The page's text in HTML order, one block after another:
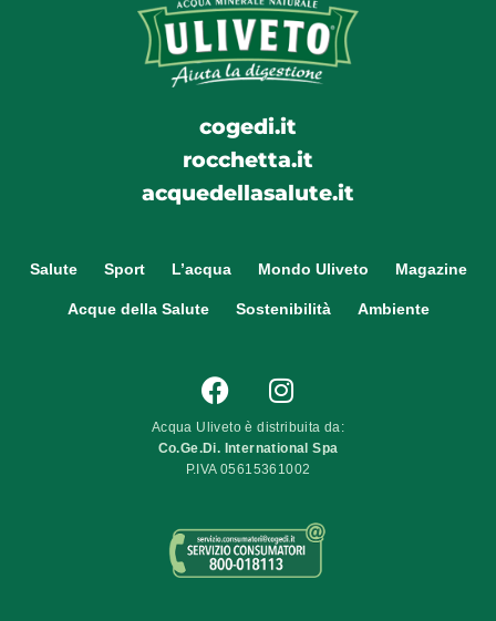
cogedi.it
rocchetta.it
acquedellasalute.it
Salute Sport L’acqua Mondo Uliveto Magazine
Acque della Salute Sostenibilità Ambiente
Acqua Uliveto è distribuita da:
Co.Ge.Di. International Spa
P.IVA 05615361002